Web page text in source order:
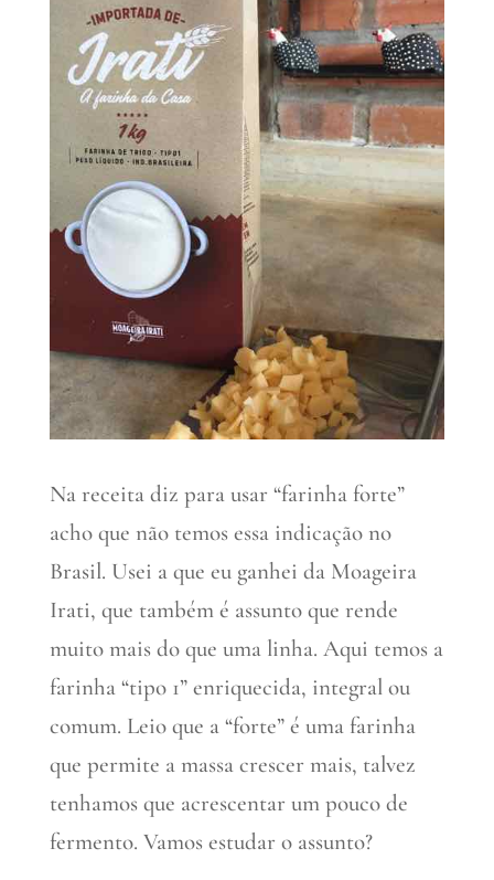
Na receita diz para usar “farinha forte”
acho que não temos essa indicação no
Brasil. Usei a que eu ganhei da Moageira
Irati, que também é assunto que rende
muito mais do que uma linha. Aqui temos a
farinha “tipo 1” enriquecida, integral ou
comum. Leio que a “forte” é uma farinha
que permite a massa crescer mais, talvez
tenhamos que acrescentar um pouco de
fermento. Vamos estudar o assunto?